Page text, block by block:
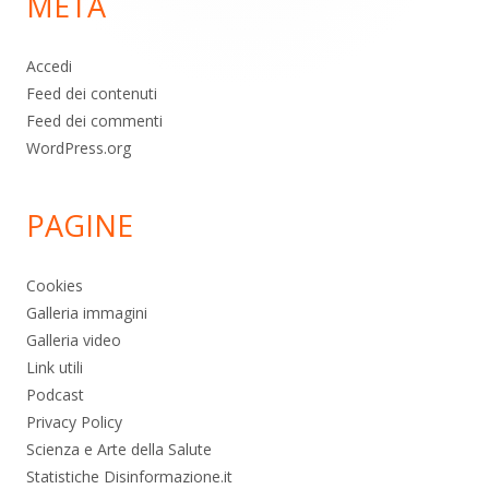
pagina
Accedi
Feed dei contenuti
Feed dei commenti
WordPress.org
PAGINE
Cookies
Galleria immagini
Galleria video
Link utili
Podcast
Privacy Policy
Scienza e Arte della Salute
Statistiche Disinformazione.it